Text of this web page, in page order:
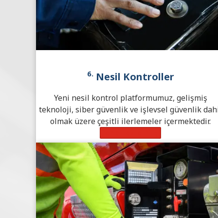
6.Nesil Kontroller
Yeni nesil kontrol platformumuz, gelişmiş
teknoloji, siber güvenlik ve işlevsel güvenlik
olmak üzere çeşitli ilerlemeler içermektedir.